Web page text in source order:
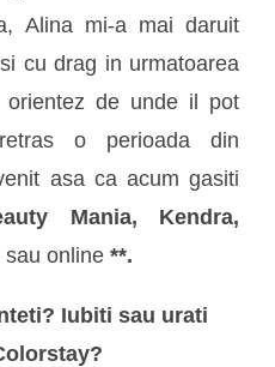
Alina mi-a mai daruit
cu drag in urmatoarea
de unde il pot
o perioada din
asa ca acum gasiti
Mania, Kendra,
sau online **.
Iubiti sau urati